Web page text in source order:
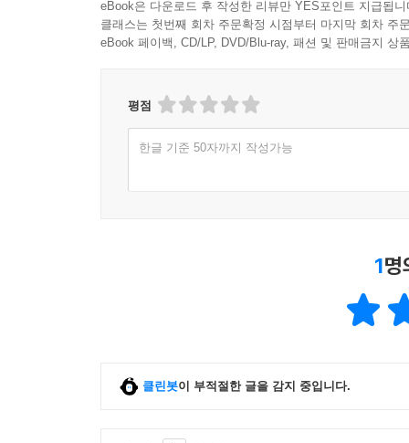
eBook은 다운로드 후 작성한 리뷰만 YES포인트 지급됩니
클래스는 첫번째 회차 주문확정 시점부터 마지막 회차 주
eBook 페이백, CD/LP, DVD/Blu-ray, 패션 및 판매금지 상
평점
한글 기준 50자까지 작성가능
1명
클린봇이 부적절한 글을 감지 중입니다.